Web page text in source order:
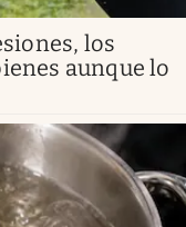
los
aunque lo